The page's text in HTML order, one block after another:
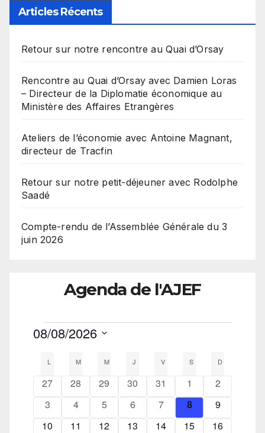
Articles Récents
Retour sur notre rencontre au Quai d’Orsay
Rencontre au Quai d’Orsay avec Damien Loras
– Directeur de la Diplomatie économique au
Ministère des Affaires Etrangères
Ateliers de l’économie avec Antoine Magnant,
directeur de Tracfin
Retour sur notre petit-déjeuner avec Rodolphe
Saadé
Compte-rendu de l’Assemblée Générale du 3
juin 2026
Agenda de l'AJEF